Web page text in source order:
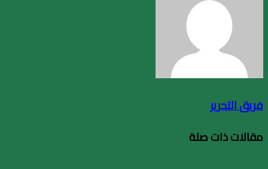
فريق التحرير
مقالات ذات صلة